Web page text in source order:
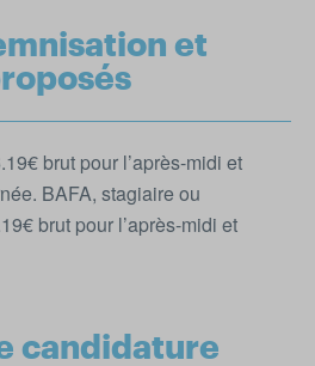
et
brut pour l’après-midi et
BAFA, stagiaire ou
brut pour l’après-midi et
candidature